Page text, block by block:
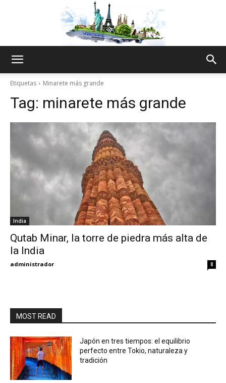
Thru
My
Etiquetas Minarete más grande
Tag: minarete más grande
India
Qutab Minar, la torre de piedra más alta de
la India
administrador 8
MOST READ
Japón en tres tiempos: el equilibrio
perfecto entre Tokio, naturaleza y
tradición